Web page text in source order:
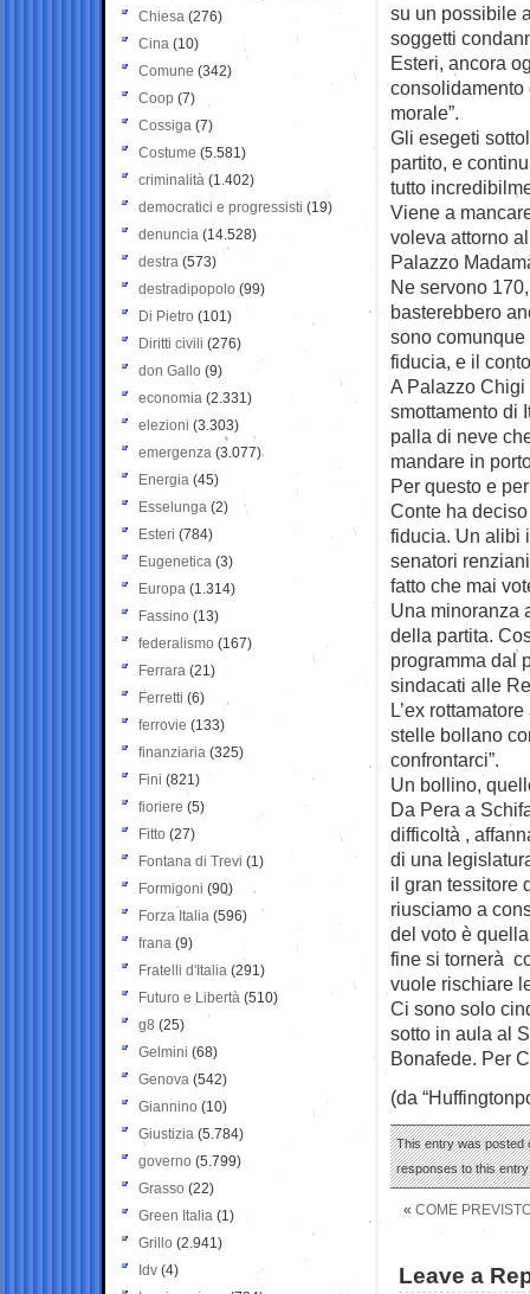
su un possibile
soggetti
Esteri, ancora
morale”.
Gli esegeti
partito, e
tutto
Viene a
voleva attorno
Palazzo
Ne servono
basterebbero
sono
fiducia, e il
A Palazzo
smottamento di
palla di neve
mandare in
Per questo e
Conte ha
fiducia. Un alibi
senatori
fatto che mai
Una minoranza
della partita.
programma dal
sindacati alle
L’ex
stelle bollano
confrontarci”.
Un bollino,
Da Pera a
difficoltà ,
di una
il gran tessitore
riusciamo a
del voto è
fine si tornerà
vuole rischiare
Ci sono solo
sotto in aula al
Bonafede. Per
(da
This entry was posted
responses to this
« COME
Leave a
Chiesa (276)
Cina (10)
Comune (342)
Coop (7)
Cossiga (7)
Costume (5.581)
criminalità (1.402)
democratici e progressisti (19)
denuncia (14.528)
destra (573)
destradipopolo (99)
Di Pietro (101)
Diritti civili (276)
don Gallo (9)
economia (2.331)
elezioni (3.303)
emergenza (3.077)
Energia (45)
Esselunga (2)
Esteri (784)
Eugenetica (3)
Europa (1.314)
Fassino (13)
federalismo (167)
Ferrara (21)
Ferretti (6)
ferrovie (133)
finanziaria (325)
Fini (821)
fioriere (5)
Fitto (27)
Fontana di Trevi (1)
Formigoni (90)
Forza Italia (596)
frana (9)
Fratelli d'Italia (291)
Futuro e Libertà (510)
g8 (25)
Gelmini (68)
Genova (542)
Giannino (10)
Giustizia (5.784)
governo (5.799)
Grasso (22)
Green Italia (1)
Grillo (2.941)
Idv (4)